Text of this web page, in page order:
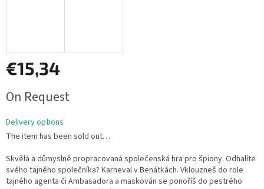
€15,34
price:
On Request
Delivery options
The item has been sold out…
Skvělá a důmyslně propracovaná společenská hra pro špiony. Odhalíte
svého tajného společníka? Karneval v Benátkách. Vklouzneš do role
tajného agenta či Ambasadora a maskován se ponoříš do pestrého